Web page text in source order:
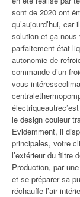
sont de 2020 ont
qu’aujourd’hui,
solution et ça
parfaitement état
autonomie de
commande d’un
vous
le design couleur
Evidemment, il
principales, votre
l’extérieur du filtre
Production, par
et se préparer sa
réchauffe l’air